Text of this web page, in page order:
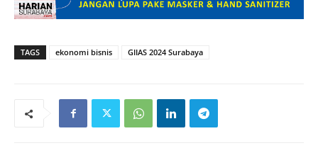
TAGS ekonomi bisnis GIIAS 2024 Surabaya